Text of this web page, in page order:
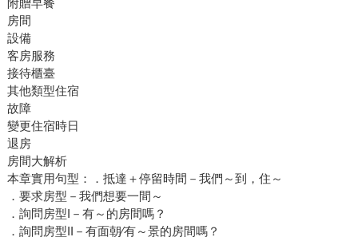
附贈早餐
房間
設備
客房服務
接待櫃臺
其他類型住宿
故障
變更住宿時日
退房
房間大解析
本章實用句型：．抵達＋停留時間－我們～到，住～
．要求房型－我們想要一間～
．詢問房型I－有～的房間嗎？
．詢問房型II－有面朝∕有～景的房間嗎？